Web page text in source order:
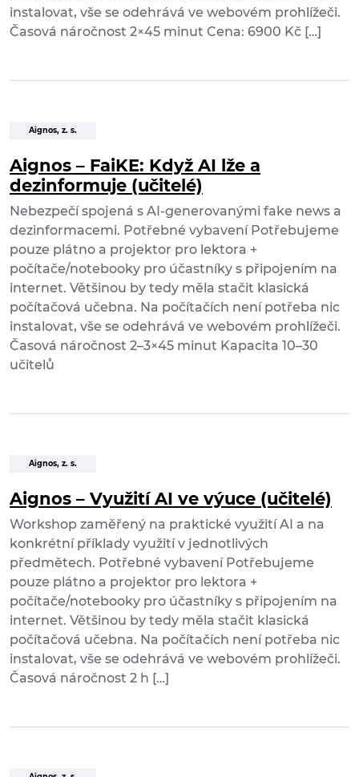
instalovat, vše se odehrává ve webovém prohlížeči.
Časová náročnost 2×45 minut Cena: 6900 Kč […]
Aignos, z. s.
Aignos – FaiKE: Když AI lže a
dezinformuje (učitelé)
Nebezpečí spojená s AI-generovanými fake news a
dezinformacemi. Potřebné vybavení Potřebujeme
pouze plátno a projektor pro lektora +
počítače/notebooky pro účastníky s připojením na
internet. Většinou by tedy měla stačit klasická
počítačová učebna. Na počítačích není potřeba nic
instalovat, vše se odehrává ve webovém prohlížeči.
Časová náročnost 2–3×45 minut Kapacita 10–30
učitelů
Aignos, z. s.
Aignos – Využití AI ve výuce (učitelé)
Workshop zaměřený na praktické využití AI a na
konkrétní příklady využití v jednotlivých
předmětech. Potřebné vybavení Potřebujeme
pouze plátno a projektor pro lektora +
počítače/notebooky pro účastníky s připojením na
internet. Většinou by tedy měla stačit klasická
počítačová učebna. Na počítačích není potřeba nic
instalovat, vše se odehrává ve webovém prohlížeči.
Časová náročnost 2 h […]